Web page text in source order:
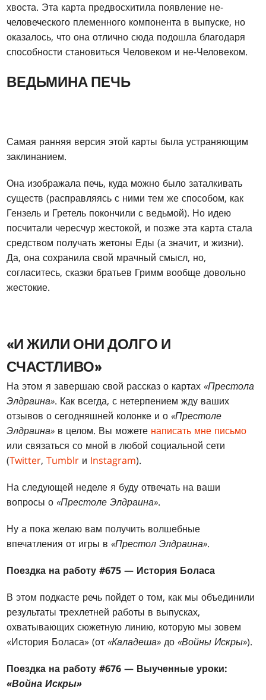
хвоста. Эта карта предвосхитила появление не-
человеческого племенного компонента в выпуске, но
оказалось, что она отлично сюда подошла благодаря
способности становиться Человеком и не-Человеком.
ВЕДЬМИНА ПЕЧЬ
Самая ранняя версия этой карты была устраняющим
заклинанием.
Она изображала печь, куда можно было заталкивать
существ (расправляясь с ними тем же способом, как
Гензель и Гретель покончили с ведьмой). Но идею
посчитали чересчур жестокой, и позже эта карта стала
средством получать жетоны Еды (а значит, и жизни).
Да, она сохранила свой мрачный смысл, но,
согласитесь, сказки братьев Гримм вообще довольно
жестокие.
«И ЖИЛИ ОНИ ДОЛГО И
СЧАСТЛИВО»
На этом я завершаю свой рассказ о картах«Престола
Элдраина». Как всегда, с нетерпением жду ваших
отзывов о сегодняшней колонке и о«Престоле
Элдраина» в целом. Вы можете написать мне письмо
или связаться со мной в любой социальной сети
(Twitter,Tumblr и Instagram).
На следующей неделе я буду отвечать на ваши
вопросы о«Престоле Элдраина».
Ну а пока желаю вам получить волшебные
впечатления от игры в«Престол Элдраина».
Поездка на работу #675 — История Боласа
В этом подкасте речь пойдет о том, как мы объединили
результаты трехлетней работы в выпусках,
охватывающих сюжетную линию, которую мы зовем
«История Боласа» (от«Каладеша»до«Войны Искры»).
Поездка на работу #676 — Выученные уроки:
«Война Искры»